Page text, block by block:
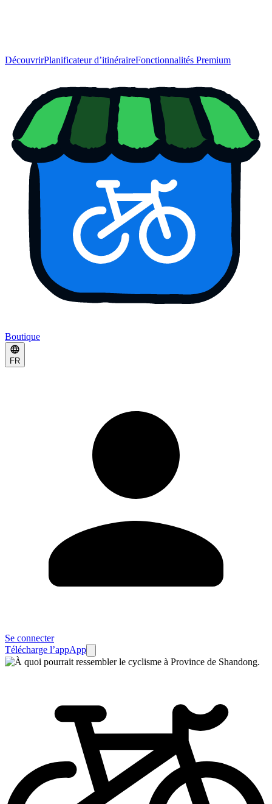
DécouvrirPlanificateur d’itinéraireFonctionnalités Premium
Boutique
FR
Se connecter
Télécharge l’appApp